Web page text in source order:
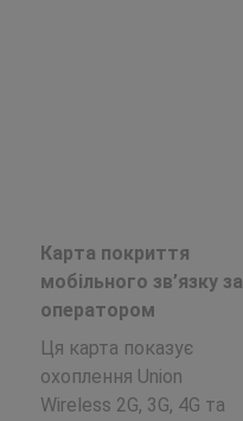
Карта покриття
мобільного зв’язку за
оператором
Ця карта показує
охоплення Union
Wireless 2G, 3G, 4G та